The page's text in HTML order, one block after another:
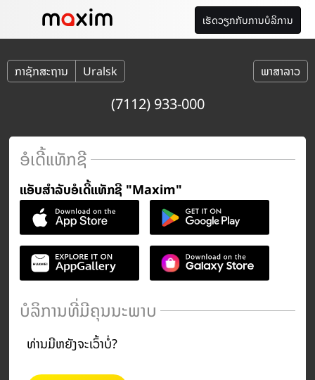
ເຮັດວຽກກັບການບໍລິການ
ກາຊັກສະຖານ Uralsk
(7112) 933-000
ພາສາລາວ
ອໍເດີ້ແທັກຊີ
ແອັບສຳລັບອໍເດີ້ແທັກຊີ "Maxim"
ບໍລິການທີ່ມີຄຸນນະພາບ
ທ່ານມີຫຍັງຈະເວົ້າບໍ່?